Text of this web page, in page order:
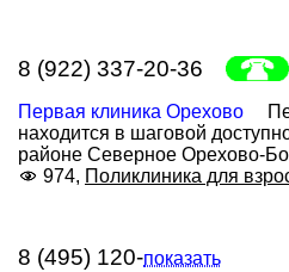
8 (922) 337-20-36
Первая клиника Орехово
находится в шаговой
районе Северное Орехово-
974, Поликлиника для
8 (495) 120-показать